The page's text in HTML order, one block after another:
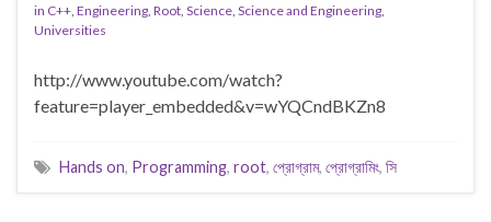
in C++ Engineering Root Science Science and Engineering
Universities
http://www.youtube.com/watch?
feature=player_embedded&v=wYQCndBKZn8
Hands on, Programming, root, প্রোগ্রাম, প্রোগ্রামিং, সি